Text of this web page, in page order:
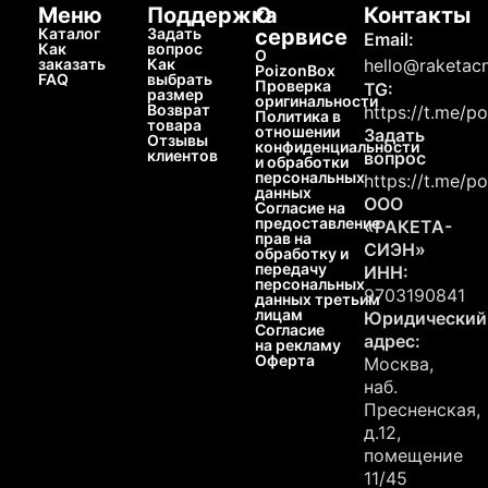
Меню
Каталог
Как
заказать
FAQ
Поддержка
Задать
вопрос
Как
выбрать
размер
Возврат
товара
Отзывы
клиентов
О
сервисе
О
PoizonBox
Проверка
оригинальности
Политика в
отношении
конфиденциальности
и обработки
персональных
данных
Согласие на
предоставление
прав на
обработку и
передачу
персональных
данных третьим
лицам
Согласие
на рекламу
Оферта
Контакты
Email:
TG:
https://t.me/
Задать
вопрос
https://t.me/
ООО
«РАКЕТА-
СИЭН»
ИНН:
9703190841
Юридический
адрес:
Москва,
наб.
Пресненская,
д.12,
помещение
11/45